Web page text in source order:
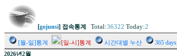
[gojunsi] 접속통계 Total:36322 Today:2
[월-일]통계 [일-시]통계 시간대별 누산 365 days
2026년2월